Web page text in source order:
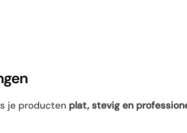
je producten plat, stevig en